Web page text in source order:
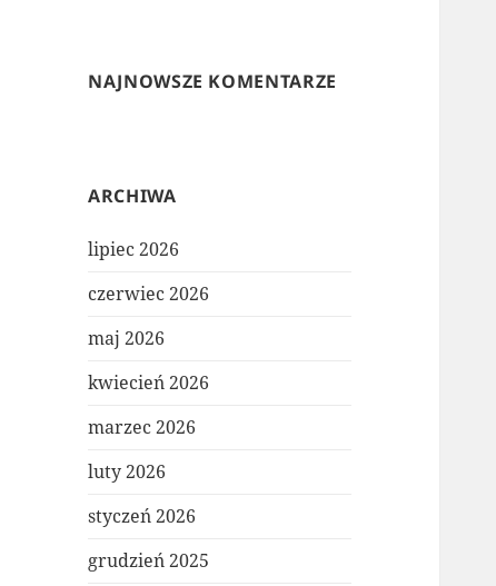
NAJNOWSZE KOMENTARZE
ARCHIWA
lipiec 2026
czerwiec 2026
maj 2026
kwiecień 2026
marzec 2026
luty 2026
styczeń 2026
grudzień 2025